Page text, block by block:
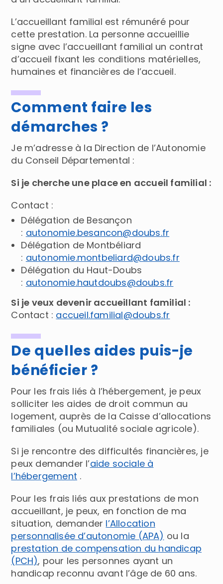
L’accueillant familial est rémunéré pour
cette prestation. La personne accueillie
signe avec l’accueillant familial un contrat
d’accueil fixant les conditions matérielles,
humaines et financières de l’accueil.
Comment faire les
démarches ?
Je m’adresse à la Direction de l’Autonomie
du Conseil Départemental :
Si je cherche une place en accueil familial :
Contact :
Délégation de Besançon
: autonomie.besancon@doubs.fr
Délégation de Montbéliard
: autonomie.montbeliard@doubs.fr
Délégation du Haut-Doubs
: autonomie.hautdoubs@doubs.fr
Si je veux devenir accueillant familial :
Contact : accueil.familial@doubs.fr
De quelles aides puis-je
bénéficier ?
Pour les frais liés à l’hébergement, je peux
solliciter les aides de droit commun au
logement, auprès de la Caisse d’allocations
familiales (ou Mutualité sociale agricole).
Si je rencontre des difficultés financières, je
peux demander l’aide sociale à
l’hébergement .
Pour les frais liés aux prestations de mon
accueillant, je peux, en fonction de ma
situation, demander l’Allocation
personnalisée d’autonomie (APA) ou la
prestation de compensation du handicap
(PCH), pour les personnes ayant un
handicap reconnu avant l’âge de 60 ans.